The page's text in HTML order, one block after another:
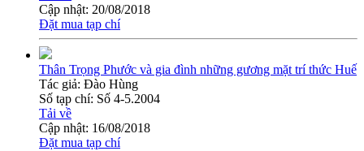
Cập nhật: 20/08/2018
Đặt mua tạp chí
Thân Trọng Phước và gia đình những gương mặt trí thức Huế
Tác giả: Đào Hùng
Số tạp chí: Số 4-5.2004
Tải về
Cập nhật: 16/08/2018
Đặt mua tạp chí